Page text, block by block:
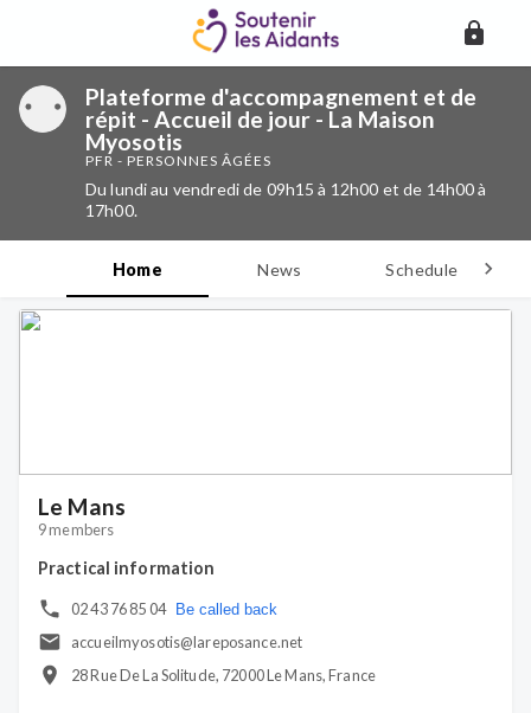
Plateforme d'accompagnement et de
répit - Accueil de jour - La Maison
Myosotis
PFR - PERSONNES ÂGÉES
Du lundi au vendredi de 09h15 à 12h00 et de 14h00 à
17h00.
Home News Schedule
Le Mans
9 members
Practical information
02 43 76 85 04 Be called back
accueilmyosotis@lareposance.net
28 Rue De La Solitude, 72000 Le Mans, France